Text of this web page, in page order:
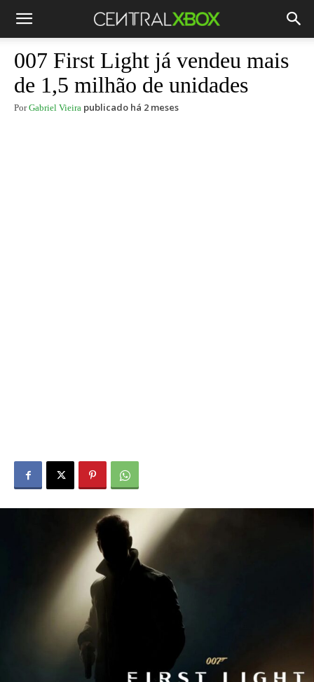
007 First Light já vendeu mais
de 1,5 milhão de unidades
Por Gabriel Vieira publicado há 2 meses